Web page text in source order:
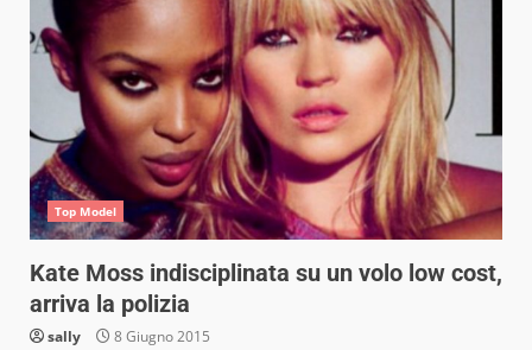
Top Model
Kate Moss indisciplinata su un volo low cost,
arriva la polizia
sally 8 Giugno 2015